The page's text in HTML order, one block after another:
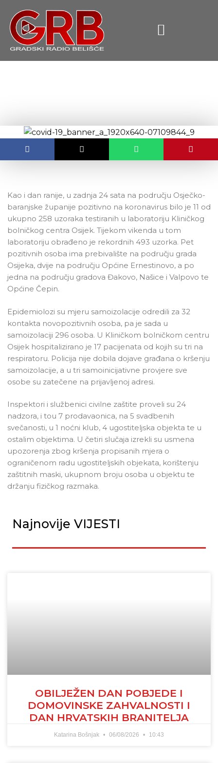
Kao i dan ranije, u zadnja 24 sata na području Osječko-
baranjske županije pozitivno na koronavirus bilo je 11 od
ukupno 258 uzoraka testiranih u laboratoriju Kliničkog
bolničkog centra Osijek. Tijekom vikenda u tom
laboratoriju obrađeno je rekordnih 493 uzorka. Pet
pozitivnih osoba ima prebivalište na području grada
Osijeka, dvije na području Općine Ernestinovo, a po
jedna na području gradova Đakovo, Našice i Valpovo te
Općine Čepin.
Epidemiolozi su mjeru samoizolacije odredili za 32
kontakta novopozitivnih osoba, pa je sada u
samoizolaciji 296 osoba. U Kliničkom bolničkom centru
Osijek hospitalizirano je 17 pacijenata od kojih su tri na
respiratoru. Policija nije dobila dojave građana o kršenju
samoizolacije, a u tri samoinicijativne provjere sve
osobe su zatečene na prijavljenoj adresi.
Inspektori i službenici civilne zaštite proveli su 24
nadzora, i tou 7 prodavaonica, na 5 svadbenih
svečanosti, u 1 noćni klub, 4 ugostiteljska objekta te u
ostalim objektima. U četiri slučaja izrekli su usmena
upozorenja zbog kršenja propisanih mjera o
ograničenom radu ugostiteljskih objekata, korištenju
zaštitnih maski, ukupnom broju osoba u objektu te
držanju fizičkog razmaka.
Najnovije VIJESTI
OBILJEŽEN DAN POBJEDE I
DOMOVINSKE ZAHVALNOSTI I
DAN HRVATSKIH BRANITELJA
Katarina Bošnjak 06/08/2026 10:43